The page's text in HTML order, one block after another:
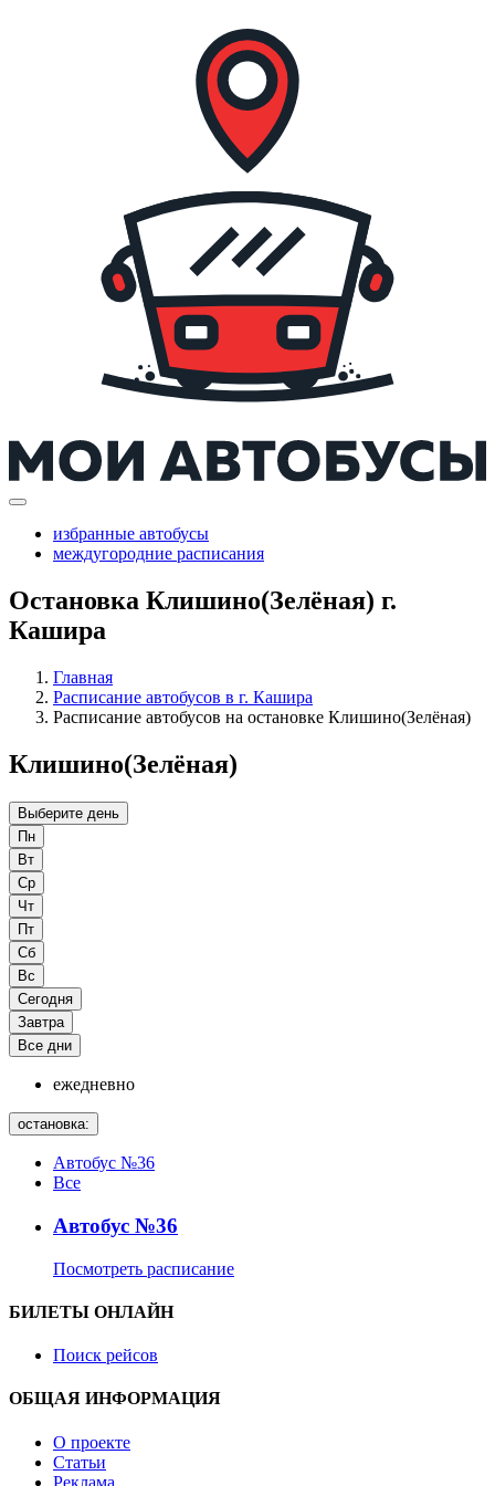
избранные автобусы
междугородние расписания
Остановка Клишино(Зелёная) г.
Кашира
Главная
Расписание автобусов в г. Кашира
Расписание автобусов на остановке Клишино(Зелёная)
Клишино(Зелёная)
Выберите день
Пн
Вт
Ср
Чт
Пт
Сб
Вс
Сегодня
Завтра
Все дни
ежедневно
остановка:
Автобус №36
Все
Автобус №36
Посмотреть расписание
БИЛЕТЫ ОНЛАЙН
Поиск рейсов
ОБЩАЯ ИНФОРМАЦИЯ
О проекте
Статьи
Реклама